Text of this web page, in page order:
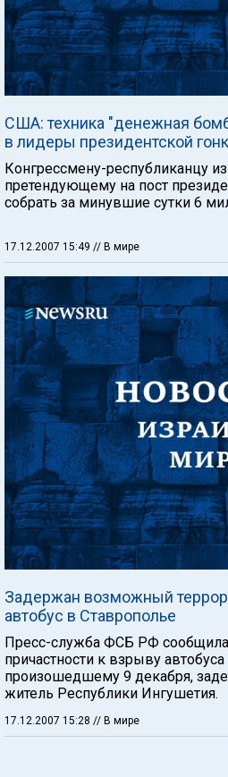
США: техника "денежная
в лидеры президентской
Конгрессмену-республиканцу
претендующему на пост
собрать за минувшие сутки 6
17.12.2007 15:49 // В мире
Задержан возможный
автобус в Ставрополье
Пресс-служба ФСБ РФ
причастности к взрыву
произошедшему 9 декабря,
житель Республики Ингушетия.
17.12.2007 15:28 // В мире